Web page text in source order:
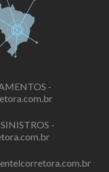
-
-